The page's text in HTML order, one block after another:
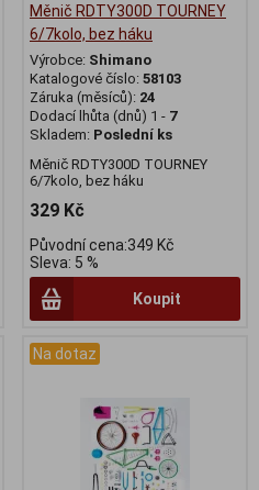
Měnič RDTY300D TOURNEY
6/7kolo, bez háku
Výrobce: Shimano
Katalogové číslo: 58103
Záruka (měsíců): 24
Dodací lhůta (dnů) 1 - 7
Skladem: Poslední ks
Měnič RDTY300D TOURNEY
6/7kolo, bez háku
329 Kč
Původní cena:349 Kč
Sleva: 5 %
Koupit
Na dotaz